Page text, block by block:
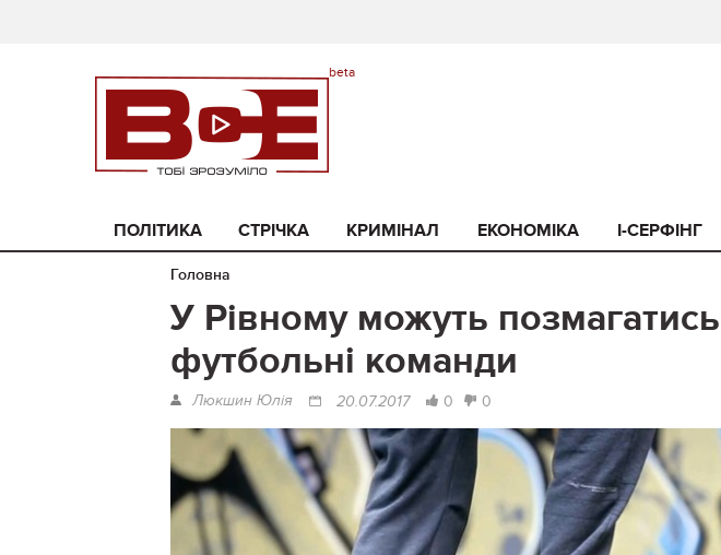
ПОЛІТИКА СТРІЧКА КРИМІНАЛ ЕКОНОМІКА I-СЕРФІНГ
Головна
У Рівному можуть
футбольні команди
Люкшин Юлія 20.07.2017 0 0